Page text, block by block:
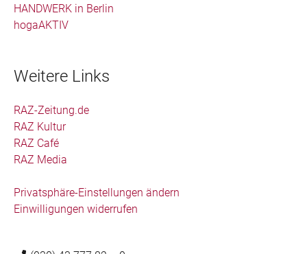
HANDWERK in Berlin
hogaAKTIV
Weitere Links
RAZ-Zeitung.de
RAZ Kultur
RAZ Café
RAZ Media
Privatsphäre-Einstellungen ändern
Einwilligungen widerrufen